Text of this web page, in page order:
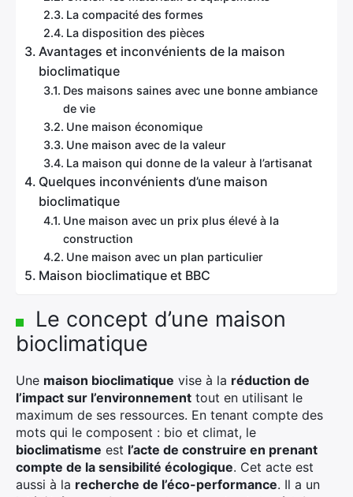
La compacité des formes
La disposition des pièces
Avantages et inconvénients de la maison
bioclimatique
Des maisons saines avec une bonne ambiance
de vie
Une maison économique
Une maison avec de la valeur
La maison qui donne de la valeur à l’artisanat
Quelques inconvénients d’une maison
bioclimatique
Une maison avec un prix plus élevé à la
construction
Une maison avec un plan particulier
Maison bioclimatique et BBC
Le concept d’une maison
bioclimatique
Une maison bioclimatique vise à la réduction de
l’impact sur l’environnement tout en utilisant le
maximum de ses ressources. En tenant compte des
mots qui le composent : bio et climat, le
bioclimatisme est l’acte de construire en prenant
compte de la sensibilité écologique. Cet acte est
aussi à la recherche de l’éco-performance. Il a un